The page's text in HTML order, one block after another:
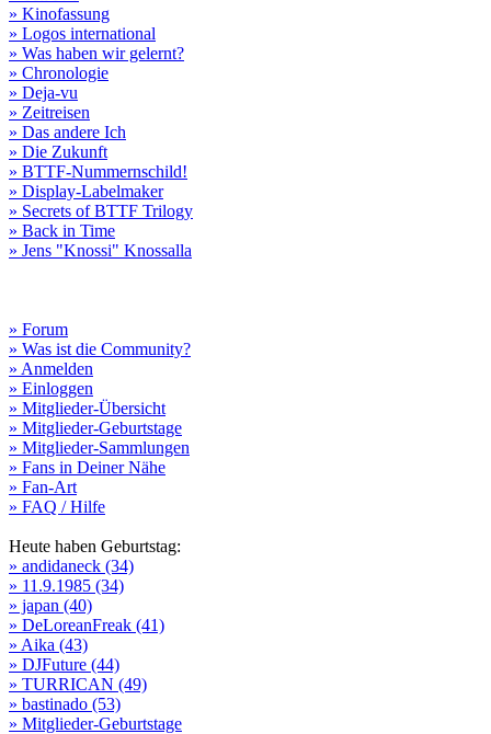
» Kinofassung
» Logos international
» Was haben wir gelernt?
» Chronologie
» Deja-vu
» Zeitreisen
» Das andere Ich
» Die Zukunft
» BTTF-Nummernschild!
» Display-Labelmaker
» Secrets of BTTF Trilogy
» Back in Time
» Jens "Knossi" Knossalla
» Forum
» Was ist die Community?
» Anmelden
» Einloggen
» Mitglieder-Übersicht
» Mitglieder-Geburtstage
» Mitglieder-Sammlungen
» Fans in Deiner Nähe
» Fan-Art
» FAQ / Hilfe
Heute haben Geburtstag:
» andidaneck (34)
» 11.9.1985 (34)
» japan (40)
» DeLoreanFreak (41)
» Aika (43)
» DJFuture (44)
» TURRICAN (49)
» bastinado (53)
» Mitglieder-Geburtstage